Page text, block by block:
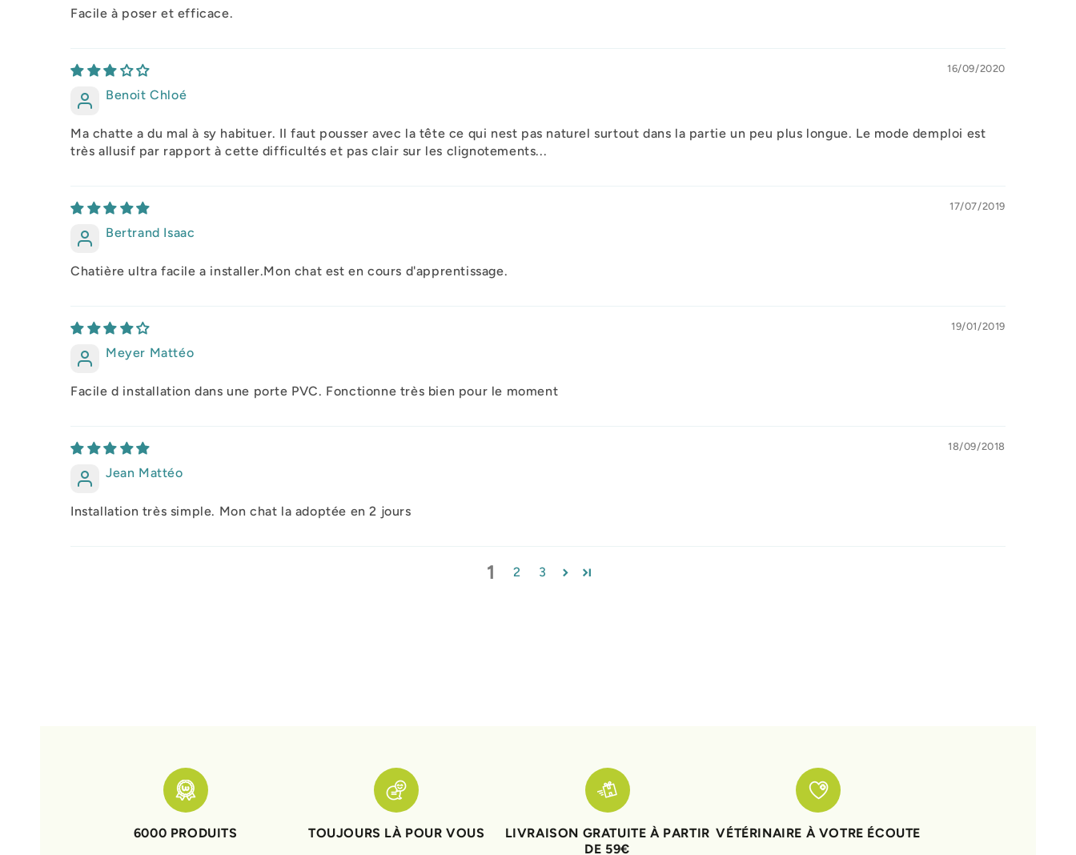
Facile à poser et efficace.
16/09/2020
Benoit Chloé
Ma chatte a du mal à sy habituer. Il faut pousser avec la tête ce qui nest pas naturel surtout dans la partie un peu plus longue. Le mode demploi est
très allusif par rapport à cette difficultés et pas clair sur les clignotements...
17/07/2019
Bertrand Isaac
Chatière ultra facile a installer.Mon chat est en cours d'apprentissage.
19/01/2019
Meyer Mattéo
Facile d installation dans une porte PVC. Fonctionne très bien pour le moment
18/09/2018
Jean Mattéo
Installation très simple. Mon chat la adoptée en 2 jours
1 2 3
6000 PRODUITS TOUJOURS LÀ POUR VOUS
LIVRAISON GRATUITE À PARTIR
DE 59€
VÉTÉRINAIRE À VOTRE ÉCOUTE